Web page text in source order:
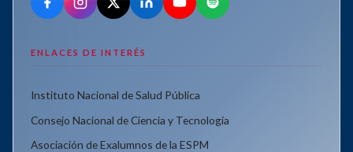
ENLACES DE INTERÉS
Instituto Nacional de Salud Pública
Consejo Nacional de Ciencia y Tecnología
Asociación de Exalumnos de la ESPM